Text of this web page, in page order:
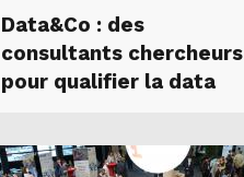
Data&Co : des
consultants chercheurs
pour qualifier la data